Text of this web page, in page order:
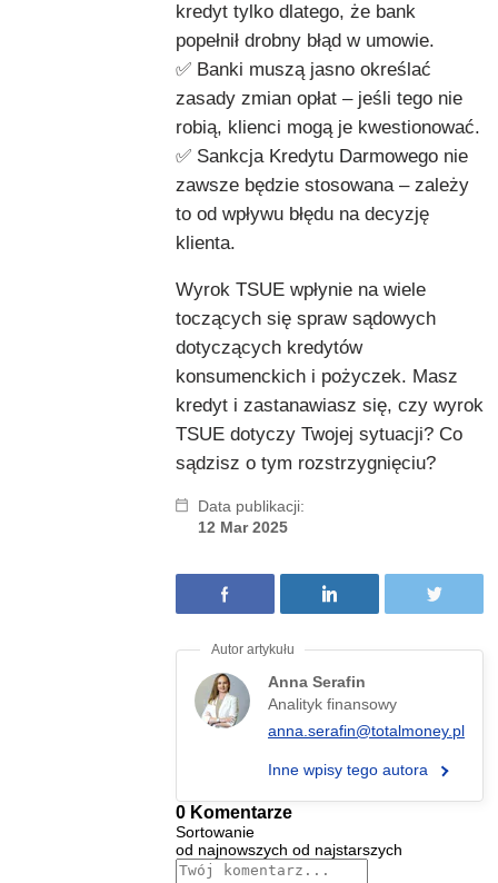
kredyt tylko dlatego, że bank
popełnił drobny błąd w umowie.
✅ Banki muszą jasno określać
zasady zmian opłat – jeśli tego nie
robią, klienci mogą je kwestionować.
✅ Sankcja Kredytu Darmowego nie
zawsze będzie stosowana – zależy
to od wpływu błędu na decyzję
klienta.
Wyrok TSUE wpłynie na wiele
toczących się spraw sądowych
dotyczących kredytów
konsumenckich i pożyczek. Masz
kredyt i zastanawiasz się, czy wyrok
TSUE dotyczy Twojej sytuacji? Co
sądzisz o tym rozstrzygnięciu?
Data publikacji:
12 Mar 2025
Anna Serafin
Analityk finansowy
anna.serafin@totalmoney.pl
Inne wpisy tego autora
0 Komentarze
Sortowanie
od najnowszych od najstarszych